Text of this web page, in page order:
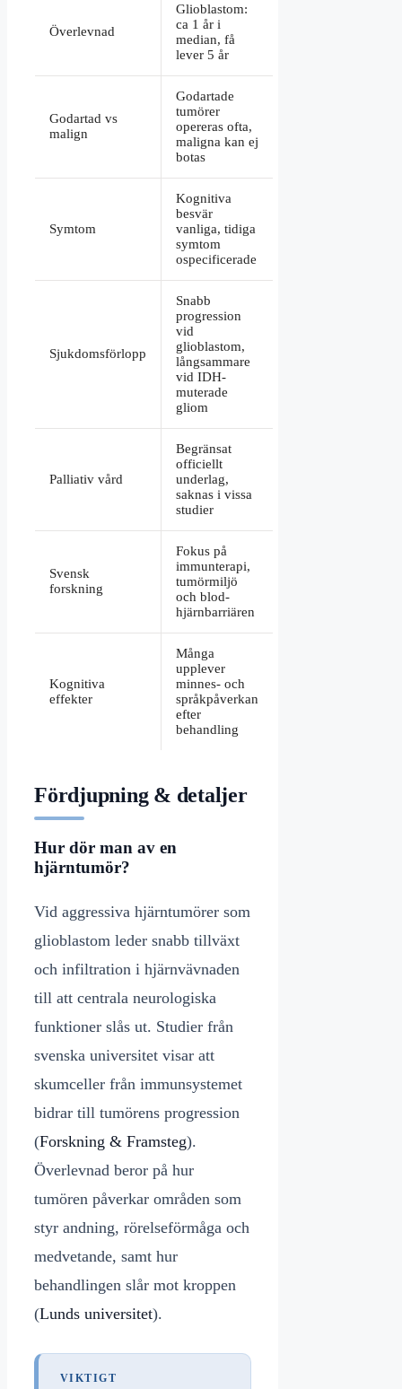
Överlevnad
Glioblastom:
ca 1 år i
median, få
lever 5 år
Godartad vs
malign
Godartade
tumörer
opereras ofta,
maligna kan ej
botas
Symtom
Kognitiva
besvär
vanliga, tidiga
symtom
ospecificerade
Sjukdomsförlopp
Snabb
progression
vid
glioblastom,
långsammare
vid IDH-
muterade
gliom
Palliativ vård
Begränsat
officiellt
underlag,
saknas i vissa
studier
Svensk
forskning
Fokus på
immunterapi,
tumörmiljö
och blod-
hjärnbarriären
Kognitiva
effekter
Många
upplever
minnes- och
språkpåverkan
efter
behandling
Fördjupning & detaljer
Hur dör man av en
hjärntumör?
Vid aggressiva hjärntumörer som
glioblastom leder snabb tillväxt
och infiltration i hjärnvävnaden
till att centrala neurologiska
funktioner slås ut. Studier från
svenska universitet visar att
skumceller från immunsystemet
bidrar till tumörens progression
(Forskning & Framsteg).
Överlevnad beror på hur
tumören påverkar områden som
styr andning, rörelseförmåga och
medvetande, samt hur
behandlingen slår mot kroppen
(Lunds universitet).
VIKTIGT